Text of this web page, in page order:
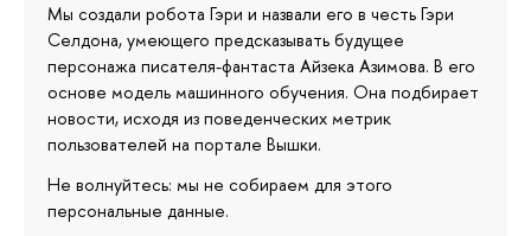
Мы создали робота Гэри и назвали его в честь Гэри
Селдона, умеющего предсказывать будущее
персонажа писателя-фантаста Айзека Азимова. В его
основе модель машинного обучения. Она подбирает
новости, исходя из поведенческих метрик
пользователей на портале Вышки.
Не волнуйтесь: мы не собираем для этого
персональные данные.